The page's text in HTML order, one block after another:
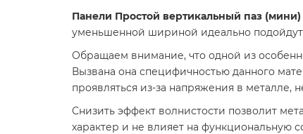
Панели Простой вертикальный паз (мини)
уменьшенной шириной идеально
Обращаем внимание, что одной из
Вызвана она специфичностью данного
проявляться из-за напряжения в
Снизить эффект волнистости позволит
характер и не влияет на функциональную